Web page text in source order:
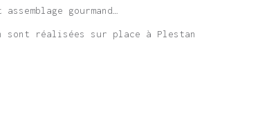
gourmand…
sont réalisées sur place à Plestan